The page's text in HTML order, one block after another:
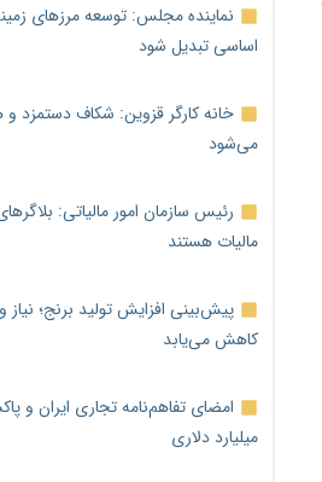
نماینده مجلس: توسعه مرزهای
اساسی تبدیل شود
خانه کارگر قزوین: شکاف دستمزد
می‌شود
رئیس سازمان امور مالیاتی:
مالیات هستند
کاهش می‌یابد
میلیارد دلاری